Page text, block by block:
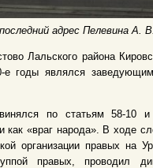
адрес Пелевина А. В.
Лальского района
являлся
по статьям 58-10 и
как «враг народа». В ходе
организации правых на
правых, проводил